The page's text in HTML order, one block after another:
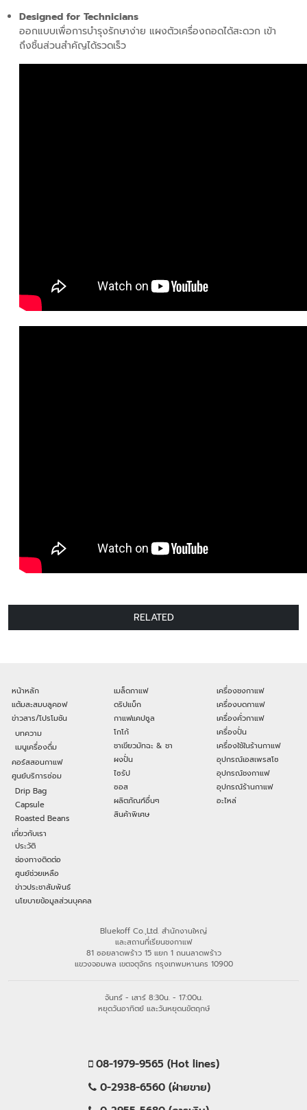
Designed for Technicians
ออกแบบเพื่อการบำรุงรักษาง่าย แผงตัวเครื่องถอดได้สะดวก เข้า
ถึงชิ้นส่วนสำคัญได้รวดเร็ว
RELATED
หน้าหลัก
แต้มสะสมบลูคอฟ
ข่าวสาร/โปรโมชัน
บทความ
เมนูเครื่องดื่ม
คอร์สสอนกาแฟ
ศูนย์บริการซ่อม
Drip Bag
Capsule
Roasted Beans
เกี่ยวกับเรา
ประวัติ
ช่องทางติดต่อ
ศูนย์ช่วยเหลือ
ข่าวประชาสัมพันธ์
นโยบายข้อมูลส่วนบุคคล
เมล็ดกาแฟ
ดริปแบ็ก
กาแฟแคปซูล
โกโก้
ชาเขียวมัทฉะ & ชา
ผงปั่น
ไซรัป
ซอส
ผลิตภัณฑ์อื่นๆ
สินค้าพิเศษ
เครื่องชงกาแฟ
เครื่องบดกาแฟ
เครื่องคั่วกาแฟ
เครื่องปั่น
เครื่องใช้ในร้านกาแฟ
อุปกรณ์เอสเพรสโซ
อุปกรณ์ชงกาแฟ
อุปกรณ์ร้านกาแฟ
อะไหล่
Bluekoff Co.,Ltd. สำนักงานใหญ่
และสถานที่เรียนชงกาแฟ
81 ซอยลาดพร้าว 15 แยก 1 ถนนลาดพร้าว
แขวงจอมพล เขตจตุจักร กรุงเทพมหานคร 10900
จันทร์ - เสาร์ 8:30น. - 17:00น.
หยุดวันอาทิตย์ และวันหยุดนขัตฤกษ์
08-1979-9565 (Hot lines)
0-2938-6560 (ฝ่ายขาย)